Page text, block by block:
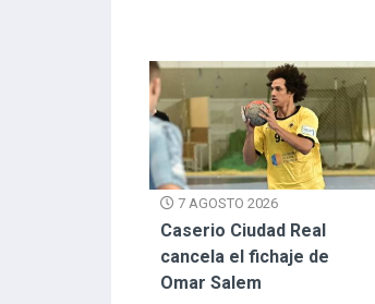
7 AGOSTO 2026
Caserio Ciudad Real
cancela el fichaje de
Omar Salem